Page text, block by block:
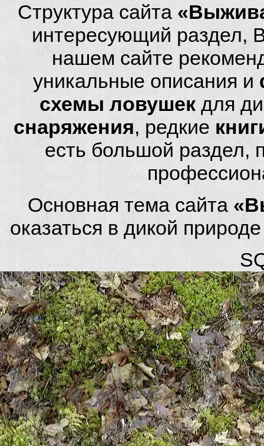
Структура сайта
интересующий раздел,
нашем сайте
уникальные описания и
схемы ловушек для
снаряжения, редкие
есть большой
Основная тема сайта
оказаться в дикой